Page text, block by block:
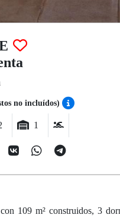
no incluídos)
1
109 m² construidos, 3